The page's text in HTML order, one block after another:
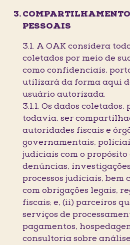
COMPARTILHAMENTO
PESSOAIS
3.1. A OAK considera
coletados por meio de
como confidenciais,
utilizará da forma aqui
usuário autorizada.
3.1.1. Os dados coletados,
todavia, ser
autoridades fiscais e
governamentais,
judiciais com o propósito
denúncias,
processos judiciais, bem
com obrigações legais,
fiscais; e, (ii) parceiros
serviços de
pagamentos,
consultoria sobre